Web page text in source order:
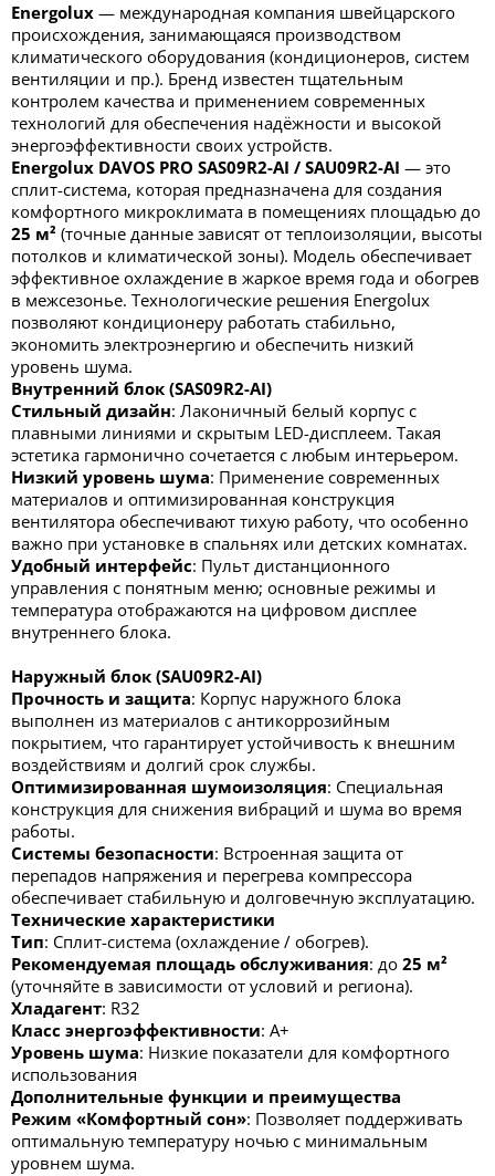
Energolux — международная компания швейцарского
происхождения, занимающаяся производством
климатического оборудования (кондиционеров, систем
вентиляции и пр.). Бренд известен тщательным
контролем качества и применением современных
технологий для обеспечения надёжности и высокой
энергоэффективности своих устройств.
Energolux DAVOS PRO SAS09R2-AI / SAU09R2-AI — это
сплит-система, которая предназначена для создания
комфортного микроклимата в помещениях площадью до
25 м² (точные данные зависят от теплоизоляции, высоты
потолков и климатической зоны). Модель обеспечивает
эффективное охлаждение в жаркое время года и обогрев
в межсезонье. Технологические решения Energolux
позволяют кондиционеру работать стабильно,
экономить электроэнергию и обеспечить низкий
уровень шума.
Внутренний блок (SAS09R2-AI)
Стильный дизайн: Лаконичный белый корпус с
плавными линиями и скрытым LED-дисплеем. Такая
эстетика гармонично сочетается с любым интерьером.
Низкий уровень шума: Применение современных
материалов и оптимизированная конструкция
вентилятора обеспечивают тихую работу, что особенно
важно при установке в спальнях или детских комнатах.
Удобный интерфейс: Пульт дистанционного
управления с понятным меню; основные режимы и
температура отображаются на цифровом дисплее
внутреннего блока.
Наружный блок (SAU09R2-AI)
Прочность и защита: Корпус наружного блока
выполнен из материалов с антикоррозийным
покрытием, что гарантирует устойчивость к внешним
воздействиям и долгий срок службы.
Оптимизированная шумоизоляция: Специальная
конструкция для снижения вибраций и шума во время
работы.
Системы безопасности: Встроенная защита от
перепадов напряжения и перегрева компрессора
обеспечивает стабильную и долговечную эксплуатацию.
Технические характеристики
Тип: Сплит-система (охлаждение / обогрев).
Рекомендуемая площадь обслуживания: до 25 м²
(уточняйте в зависимости от условий и региона).
Хладагент: R32
Класс энергоэффективности: А+
Уровень шума: Низкие показатели для комфортного
использования
Дополнительные функции и преимущества
Режим «Комфортный сон»: Позволяет поддерживать
оптимальную температуру ночью с минимальным
уровнем шума.